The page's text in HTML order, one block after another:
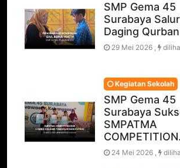
SMP Gema 45
Surabaya
Daging
29 Mei 2026 ,
Kegiatan Sekolah
SMP Gema 45
Surabaya
SMPATMA
24 Mei 2026 ,